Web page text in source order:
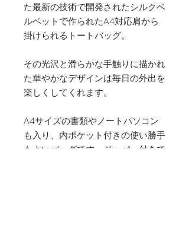
た最新の技術で開発されたシルクベ
ルベットで作られたA4対応肩から
掛けられるトートバッグ。
その光沢と滑らかな手触りに描かれ
た華やかなデザインは毎日の外出を
楽しくしてくれます。
A4サイズの書類やノートパソコン
も入り、内ポケット付きの使い勝手
もよいバッグです。ジッパー付きで